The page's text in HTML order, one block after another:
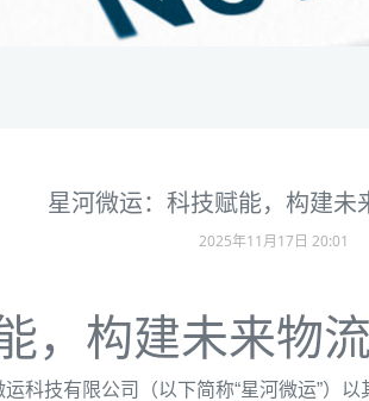
星河微运：科技赋能，构建未
2025年11月17日 20:01
，构建未来物
科技有限公司（以下简称“星河微运”）